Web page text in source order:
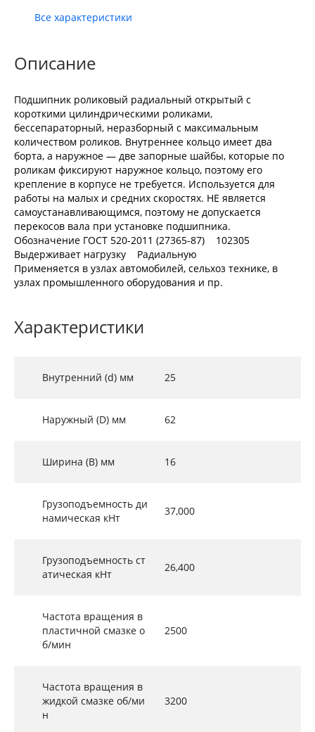
Все характеристики
Описание
Подшипник роликовый радиальный открытый с
короткими цилиндрическими роликами,
бессепараторный, неразборный с максимальным
количеством роликов. Внутреннее кольцо имеет два
борта, а наружное — две запорные шайбы, которые по
роликам фиксируют наружное кольцо, поэтому его
крепление в корпусе не требуется. Используется для
работы на малых и средних скоростях. НЕ является
самоустанавливающимся, поэтому не допускается
перекосов вала при установке подшипника.
Обозначение ГОСТ 520-2011 (27365-87) 102305
Выдерживает нагрузку Радиальную
Применяется в узлах автомобилей, сельхоз технике, в
узлах промышленного оборудования и пр.
Характеристики
Внутренний (d) мм 25
Наружный (D) мм 62
Ширина (B) мм 16
Грузоподъемность ди
намическая кНт
37,000
Грузоподъемность ст
атическая кНт
26,400
Частота вращения в
пластичной смазке о
б/мин
2500
Частота вращения в
жидкой смазке об/ми
н
3200